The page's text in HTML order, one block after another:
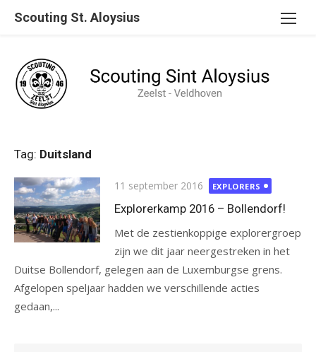
inhoud
Scouting St. Aloysius
Tag: Duitsland
Gepubliceerd
op
11 september 2016 EXPLORERS
Explorerkamp 2016 – Bollendorf!
Met de zestienkoppige explorergroep
zijn we dit jaar neergestreken in het
Duitse Bollendorf, gelegen aan de Luxemburgse grens.
Afgelopen speljaar hadden we verschillende acties
gedaan,...